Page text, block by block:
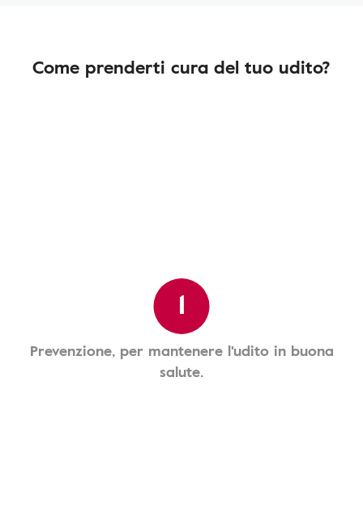
Come prenderti cura del tuo udito?
1
Prevenzione, per mantenere l'udito in buona
salute.